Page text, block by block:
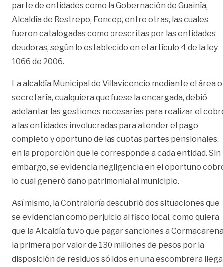
parte de entidades como la Gobernación de Guainía,
Alcaldía de Restrepo, Foncep, entre otras, las cuales
fueron catalogadas como prescritas por las entidades
deudoras, según lo establecido en el artículo 4 de la ley
1066 de 2006.
La alcaldía Municipal de Villavicencio mediante el área o
secretaría, cualquiera que fuese la encargada, debió
adelantar las gestiones necesarias para realizar el
a las entidades involucradas para atender el pago
completo y oportuno de las cuotas partes pensionales,
en la proporción que le corresponde a cada entidad. Sin
embargo, se evidencia negligencia en el oportuno
lo cual generó daño patrimonial al municipio.
Así mismo, la Contraloría descubrió dos situaciones que
se evidencian como perjuicio al fisco local, como quiera
que la Alcaldía tuvo que pagar sanciones a
la primera por valor de 130 millones de pesos por la
disposición de residuos sólidos en una escombrera